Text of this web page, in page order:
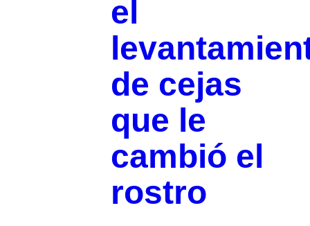
el
de cejas
que le
cambió el
rostro